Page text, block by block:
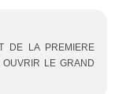
DE LA PREMIERE
LE GRAND